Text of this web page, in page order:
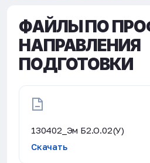
ФАЙЛЫ ПО
НАПРАВЛЕНИЯ
ПОДГОТОВКИ
130402_Эм Б2.О.02(У)
Скачать